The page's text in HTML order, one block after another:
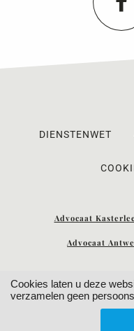
DIENSTENWET
Advocaat Kasterlee
Advocaat
Cookies laten u deze
verzamelen geen